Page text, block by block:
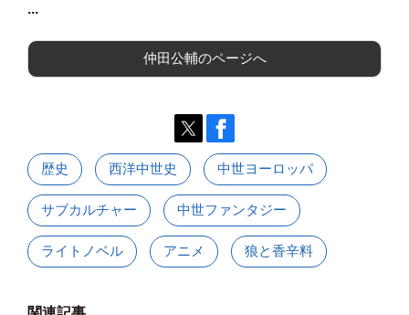
...
仲田公輔のページへ
歴史 西洋中世史 中世ヨーロッパ
サブカルチャー 中世ファンタジー
ライトノベル アニメ 狼と香辛料